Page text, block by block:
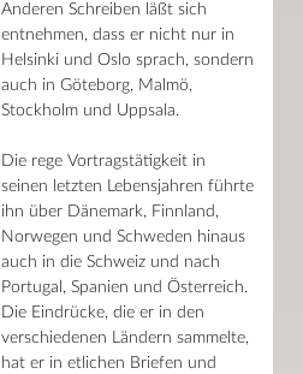
Anderen Schreiben läßt sich
entnehmen, dass er nicht nur in
Helsinki und Oslo sprach, sondern
auch in Göteborg, Malmö,
Stockholm und Uppsala.
Die rege Vortragstätigkeit in
seinen letzten Lebensjahren führte
ihn über Dänemark, Finnland,
Norwegen und Schweden hinaus
auch in die Schweiz und nach
Portugal, Spanien und Österreich.
Die Eindrücke, die er in den
verschiedenen Ländern sammelte,
hat er in etlichen Briefen und